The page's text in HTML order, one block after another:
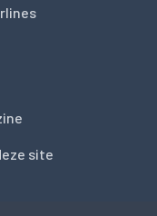
site